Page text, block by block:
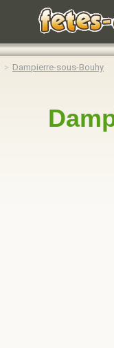
Dampierre-sous-Bouhy